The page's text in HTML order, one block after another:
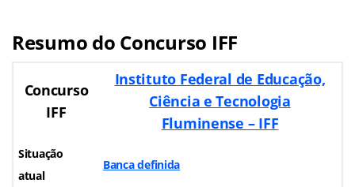
Resumo do Concurso IFF
Concurso
IFF
Instituto Federal de Educação,
Ciência e Tecnologia
Fluminense – IFF
Situação
atual
Banca definida